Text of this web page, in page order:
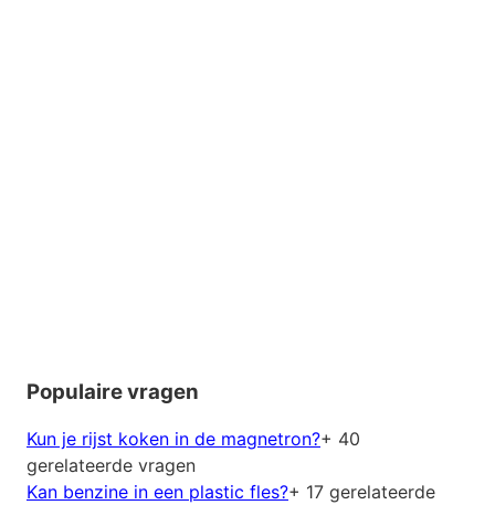
Populaire vragen
Kun je rijst koken in de magnetron?+ 40
gerelateerde vragen
Kan benzine in een plastic fles?+ 17 gerelateerde